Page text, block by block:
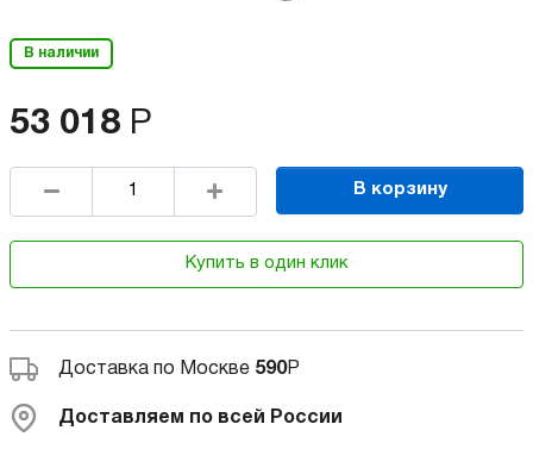
В наличии
53 018 Р
В корзину
Купить в один клик
Доставка по Москве 590Р
Доставляем по всей России